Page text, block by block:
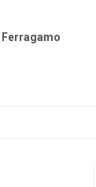
Ferragamo